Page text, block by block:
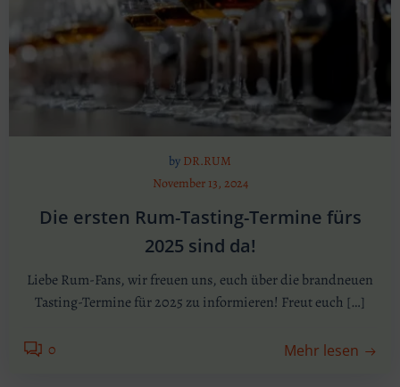
by DR.RUM
November 13, 2024
Die ersten Rum-Tasting-Termine fürs
2025 sind da!
Liebe Rum-Fans, wir freuen uns, euch über die brandneuen
Tasting-Termine für 2025 zu informieren! Freut euch […]
0 Mehr lesen